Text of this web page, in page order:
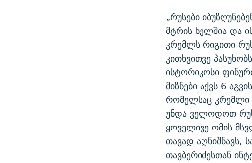
„რუსები
მტრის ხელშია და
კრემლს რიგითი
კითხვითვე
ისტორიკოსი
მიზნები აქვს 6
რომელსაც კრემლი
უნდა ველოდოთ
ყოველივე ომის
თავად აღნიშნავს,
თავბერიძესთან